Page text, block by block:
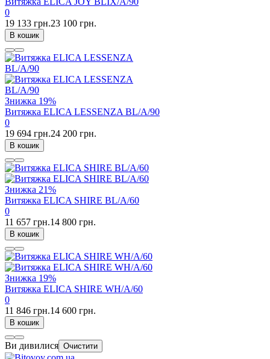
0
19 133 грн.23 100 грн.
В кошик
Знижка 19%
Витяжка ELICA LESSENZA BL/A/90
0
19 694 грн.24 200 грн.
В кошик
Знижка 21%
Витяжка ELICA SHIRE BL/A/60
0
11 657 грн.14 800 грн.
В кошик
Знижка 19%
Витяжка ELICA SHIRE WH/A/60
0
11 846 грн.14 600 грн.
В кошик
Ви дивилися Очистити